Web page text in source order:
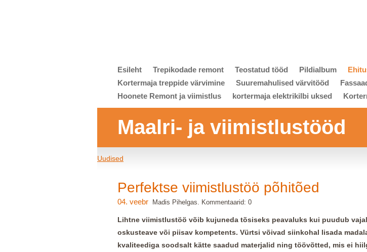
Esileht Trepikodade remont Teostatud tööd Pildialbum
Kortermaja treppide värvimine
Suuremahulised värvitööd
Hoonete Remont ja viimistlus
kortermaja elektrikilbi uksed
Maalri- ja viimistlustööd
Uudised
Perfektse viimistlustöö põhitõed
04. veebr Madis Pihelgas. Kommentaarid: 0
Lihtne viimistlustöö võib kujuneda tõsiseks peavaluks kui puudub
oskusteave või piisav kompetents. Vürtsi võivad siinkohal lisada
kvaliteediga soodsalt kätte saadud materjalid ning töövõtted, mis ei